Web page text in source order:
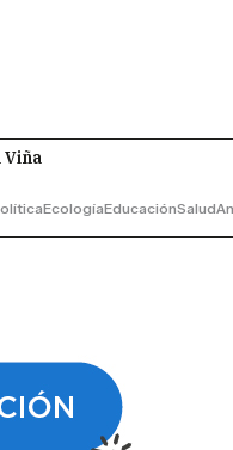
Viña
EcologíaEducaciónSalud